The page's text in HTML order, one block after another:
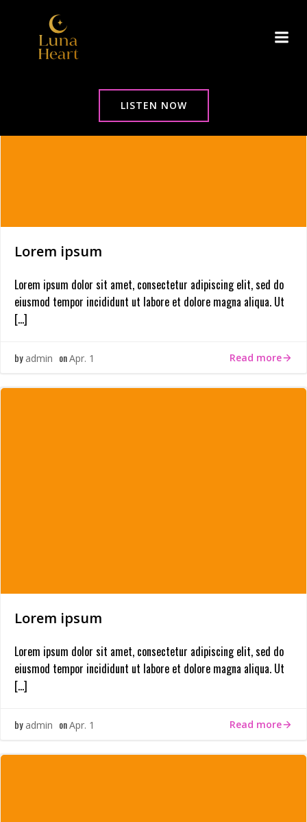
LISTEN NOW
Lorem ipsum
Lorem ipsum dolor sit amet, consectetur adipiscing elit, sed do
eiusmod tempor incididunt ut labore et dolore magna aliqua. Ut
[…]
by admin onApr. 1 Read more
Lorem ipsum
Lorem ipsum dolor sit amet, consectetur adipiscing elit, sed do
eiusmod tempor incididunt ut labore et dolore magna aliqua. Ut
[…]
by admin onApr. 1 Read more